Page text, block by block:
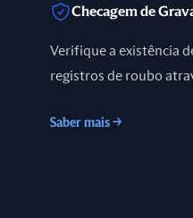
Checagem de
Verifique a existência
registros de roubo
Saber mais →